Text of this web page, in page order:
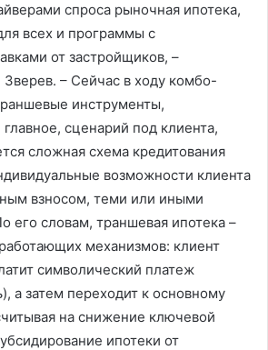
спроса рыночная ипотека,
всех и программы с
от застройщиков, –
– Сейчас в ходу комбо-
инструменты,
сценарий под клиента,
сложная схема кредитования
возможности клиента
взносом, теми или иными
его словам, траншевая ипотека –
механизмов: клиент
символический платеж
а затем переходит к основному
на снижение ключевой
ипотеки от